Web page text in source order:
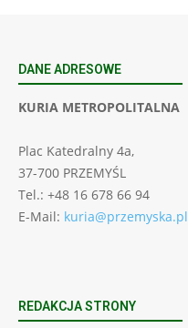
DANE ADRESOWE
KURIA METROPOLITALNA
Plac Katedralny 4a,
37-700 PRZEMYŚL
Tel.: +48 16 678 66 94
E-Mail: kuria@przemyska.pl
REDAKCJA STRONY